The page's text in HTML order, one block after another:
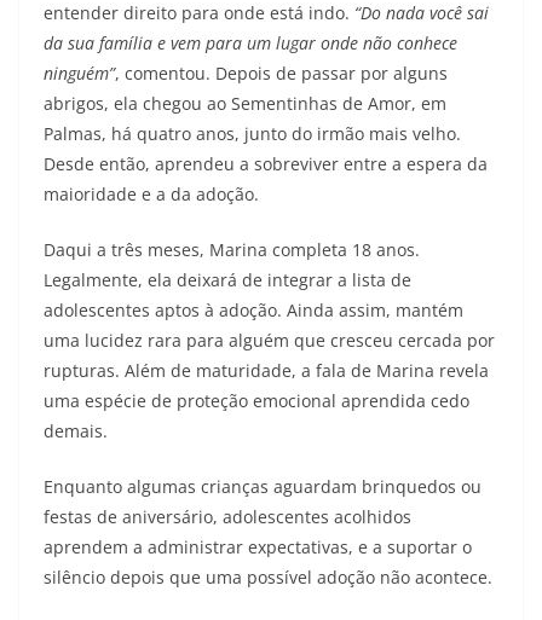
entender direito para onde está indo. “Do nada você sai
da sua família e vem para um lugar onde não conhece
ninguém”, comentou. Depois de passar por alguns
abrigos, ela chegou ao Sementinhas de Amor, em
Palmas, há quatro anos, junto do irmão mais velho.
Desde então, aprendeu a sobreviver entre a espera da
maioridade e a da adoção.
Daqui a três meses, Marina completa 18 anos.
Legalmente, ela deixará de integrar a lista de
adolescentes aptos à adoção. Ainda assim, mantém
uma lucidez rara para alguém que cresceu cercada por
rupturas. Além de maturidade, a fala de Marina revela
uma espécie de proteção emocional aprendida cedo
demais.
Enquanto algumas crianças aguardam brinquedos ou
festas de aniversário, adolescentes acolhidos
aprendem a administrar expectativas, e a suportar o
silêncio depois que uma possível adoção não acontece.